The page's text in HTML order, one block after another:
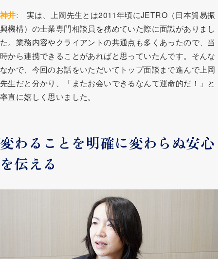
神井: 実は、上岡先生とは2011年頃にJETRO（日本貿易振
興機構）の士業専門相談員を務めていた際に面識がありまし
た。業務内容やクライアントの共通点も多くあったので、当
時から連携できることがあればと思っていたんです。そんな
なかで、今回のお話をいただいてトップ面談まで進んで上岡
先生だと分かり、「またお会いできるなんて運命的だ！」と
率直に嬉しく思いました。
変わることを明確に変わらぬ安心
を伝える